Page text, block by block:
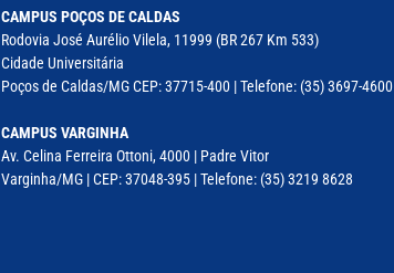
CAMPUS POÇOS DE CALDAS
Rodovia José Aurélio Vilela, 11999 (BR 267 Km 533)
Cidade Universitária
Poços de Caldas/MG CEP: 37715-400 | Telefone: (35) 3697-4600
CAMPUS VARGINHA
Av. Celina Ferreira Ottoni, 4000 | Padre Vitor
Varginha/MG | CEP: 37048-395 | Telefone: (35) 3219 8628